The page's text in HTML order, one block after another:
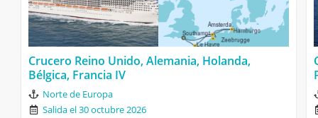
Crucero Reino Unido, Alemania, Holanda,
Bélgica, Francia IV
Norte de Europa
Salida el 30 octubre 2026